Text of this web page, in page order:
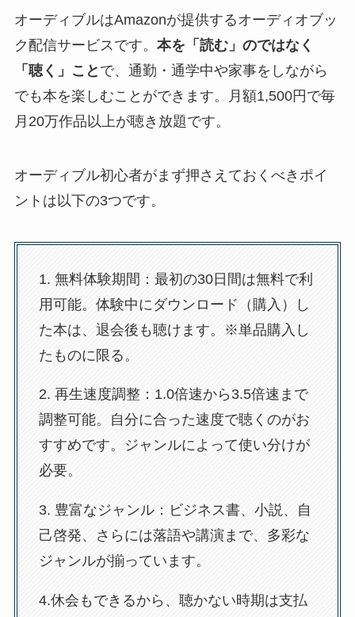
オーディブルはAmazonが提供するオーディオブッ
ク配信サービスです。 本を「読む」のではなく
「聴く」こと で、通勤・通学中や家事をしながら
でも本を楽しむことができます。月額1,500円で毎
月20万作品以上が聴き放題です。
オーディブル初心者がまず押さえておくべきポイ
ントは以下の3つです。
1. 無料体験期間：最初の30日間は無料で利
用可能。体験中にダウンロード（購入）し
た本は、退会後も聴けます。※単品購入し
たものに限る。
2. 再生速度調整：1.0倍速から3.5倍速まで
調整可能。自分に合った速度で聴くのがお
すすめです。ジャンルによって使い分けが
必要。
3. 豊富なジャンル：ビジネス書、小説、自
己啓発、さらには落語や講演まで、多彩な
ジャンルが揃っています。
4.休会もできるから、聴かない時期は支払